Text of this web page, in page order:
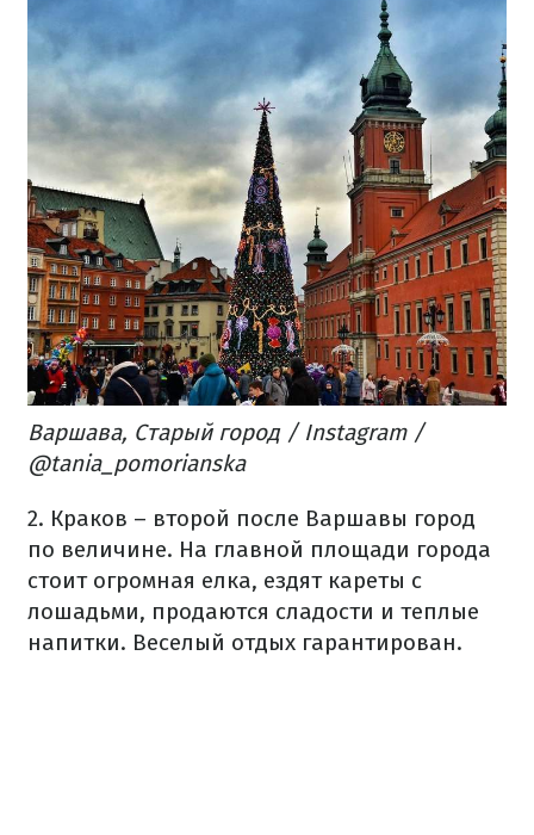
Варшава, Старый город / Instagram /
@tania_pomorianska
2. Краков – второй после Варшавы город
по величине. На главной площади города
стоит огромная елка, ездят кареты с
лошадьми, продаются сладости и теплые
напитки. Веселый отдых гарантирован.